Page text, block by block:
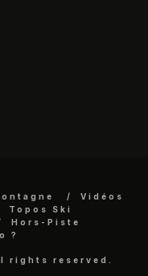
Vidéos
Topos Ski
Hors-Piste
?
rights reserved.